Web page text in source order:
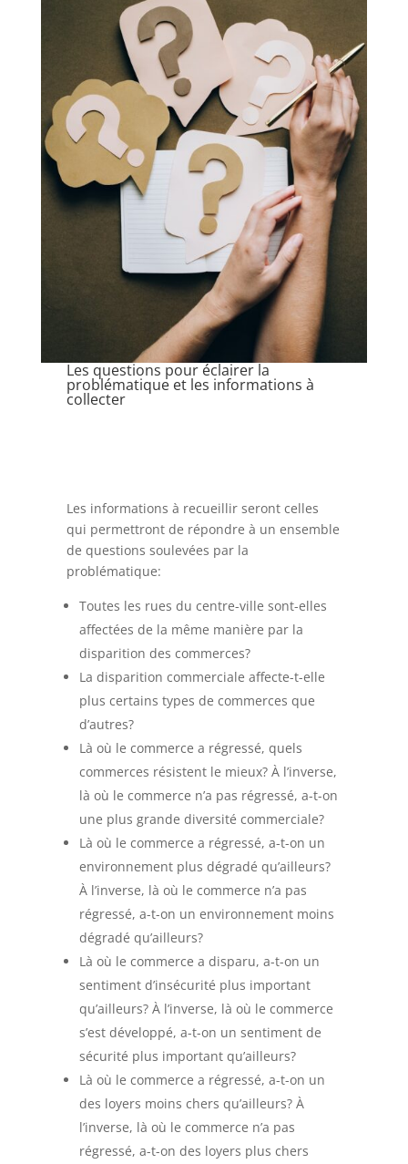
Les questions pour éclairer la
problématique et les informations à
collecter
Les informations à recueillir seront celles
qui permettront de répondre à un ensemble
de questions soulevées par la
problématique:
Toutes les rues du centre-ville sont-elles
affectées de la même manière par la
disparition des commerces?
La disparition commerciale affecte-t-elle
plus certains types de commerces que
d’autres?
Là où le commerce a régressé, quels
commerces résistent le mieux? À l’inverse,
là où le commerce n’a pas régressé, a-t-on
une plus grande diversité commerciale?
Là où le commerce a régressé, a-t-on un
environnement plus dégradé qu’ailleurs?
À l’inverse, là où le commerce n’a pas
régressé, a-t-on un environnement moins
dégradé qu’ailleurs?
Là où le commerce a disparu, a-t-on un
sentiment d’insécurité plus important
qu’ailleurs? À l’inverse, là où le commerce
s’est développé, a-t-on un sentiment de
sécurité plus important qu’ailleurs?
Là où le commerce a régressé, a-t-on un
des loyers moins chers qu’ailleurs? À
l’inverse, là où le commerce n’a pas
régressé, a-t-on des loyers plus chers